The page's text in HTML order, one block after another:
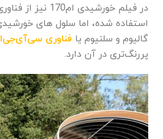
در فیلم خورشیدی
استفاده شده، اما سلول های
گالیوم و سلنیوم یا فناوری
پررنگ‌تری در آن دارد.